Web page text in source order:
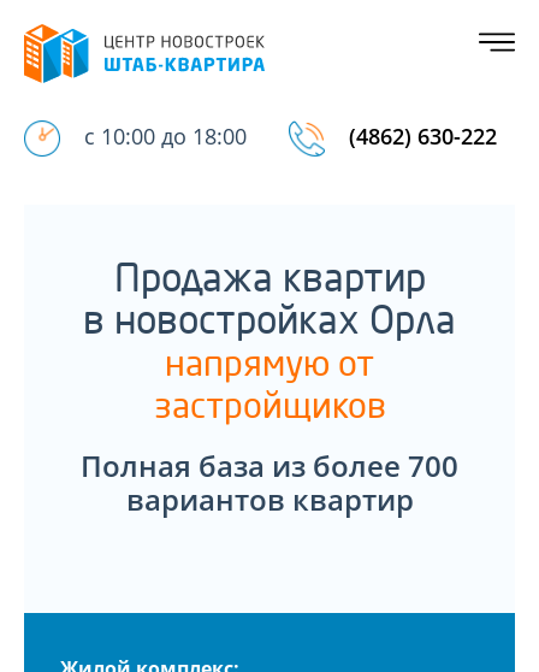
с 10:00 до 18:00 (4862) 630-222
Продажа квартир
в новостройках Орла
напрямую от
застройщиков
Полная база из более 700
вариантов квартир